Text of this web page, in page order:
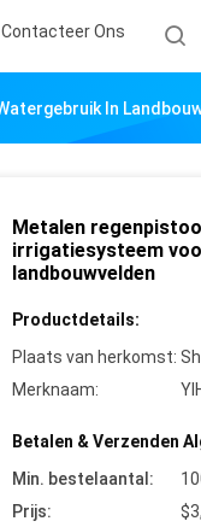
Contacteer Ons
In
Metalen
irrigatiesysteem
landbouwvelden
Productdetails:
Plaats van herkomst:
Merknaam:
Betalen & Verzenden
Min. bestelaantal:
Prijs: